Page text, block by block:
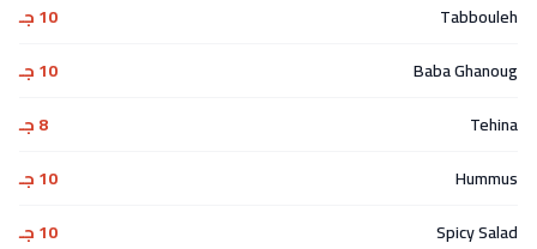
Tabbouleh
10 جـ
Baba Ghanoug
10 جـ
Tehina
8 جـ
Hummus
10 جـ
Spicy Salad
10 جـ